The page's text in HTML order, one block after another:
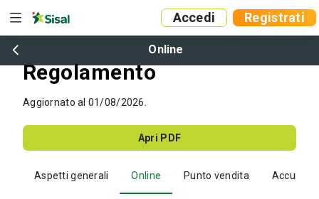
Accedi Registrati
Online
Regolamento
Aggiornato al 01/08/2026.
Apri PDF
Aspetti generali Online Punto vendita